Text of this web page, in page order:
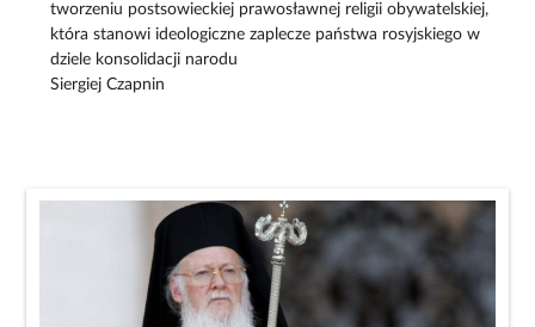
tworzeniu postsowieckiej prawosławnej religii obywatelskiej,
która stanowi ideologiczne zaplecze państwa rosyjskiego w
dziele konsolidacji narodu
Siergiej Czapnin